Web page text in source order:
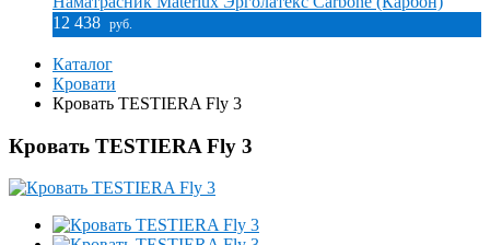
12 438 руб.
Каталог
Кровати
Кровать TESTIERA Fly 3
Кровать TESTIERA Fly 3